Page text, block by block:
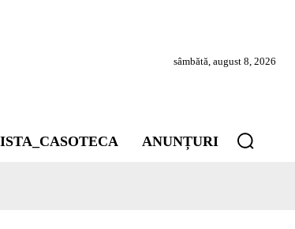
sâmbătă, august 8, 2026
ANUNȚURI